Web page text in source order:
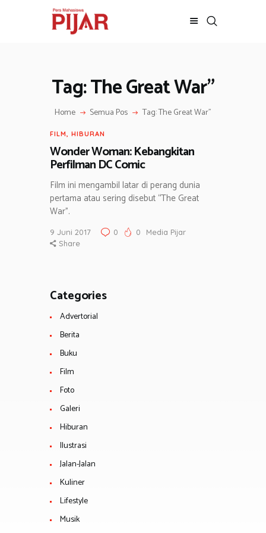
Tag: The Great War”
Home Semua Pos Tag: The Great War”
BERITA
ADVERTORIAL
SOSOK
GALERI
HIBURAN
JALAN-JALAN
GAYA HIDUP
OLAHRAGA
OPINI
FILM, HIBURAN
Wonder Woman: Kebangkitan
Perfilman DC Comic
Film ini mengambil latar di perang dunia
pertama atau sering disebut “The Great
War”.
9 Juni 2017 0 0
Media Pijar
Share
Categories
Advertorial
Berita
Buku
Film
Foto
Galeri
Hiburan
Ilustrasi
Jalan-Jalan
Kuliner
Lifestyle
Musik